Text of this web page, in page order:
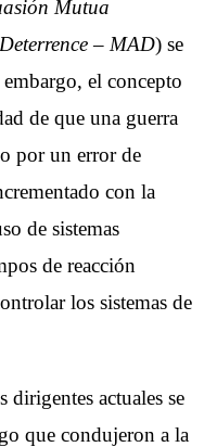
Mutua
– MAD) se
el concepto
de que una guerra
por un error de
con la
de sistemas
de reacción
los sistemas de
dirigentes actuales se
que condujeron a la